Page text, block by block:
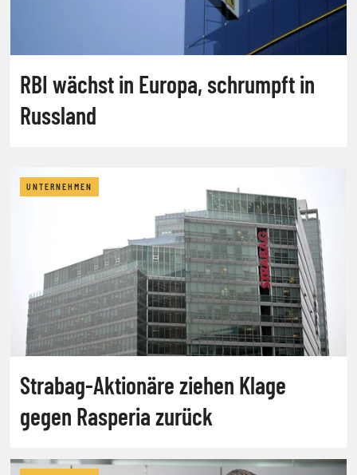
RBI wächst in Europa, schrumpft in
Russland
UNTERNEHMEN
Strabag-Aktionäre ziehen Klage
gegen Rasperia zurück